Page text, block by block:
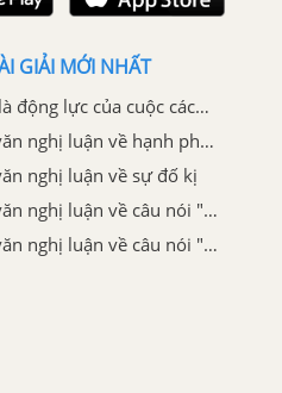
GIẢI MỚI NHẤT
Thế hệ trẻ là động lực của cuộc cách mạng công nghệ 4.0 nơi trí nhân tạo tự động hoá và dữ liệu lớn đóng vai trò cốt lõi lớp 12
Viết đoạn văn nghị luận về hạnh phúc
nghị luận về sự đố kị
Viết đoạn văn nghị luận về câu nói "Nơi nào có ý chí, nơi đó có con đường"
Viết đoạn văn nghị luận về câu nói "Có những người không dám bước đi vì sợ gãy chân, nhưng sợ gãy chân mà không dám bước đi thì khác nào chân đã gãy"